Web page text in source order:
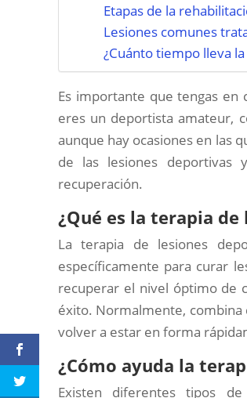
Etapas de la
Lesiones comunes
¿Cuánto tiempo lleva
Es importante que tengas en
eres un deportista amateur,
aunque hay ocasiones en las
de las lesiones deportivas
recuperación.
¿Qué es la terapia
La terapia de lesiones
específicamente para curar
recuperar el nivel óptimo de
éxito. Normalmente, combina
volver a estar en forma
¿Cómo ayuda la
Existen diferentes tipos de